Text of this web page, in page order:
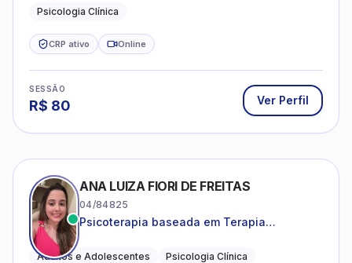
Psicologia Clínica
CRP ativo Online
SESSÃO
R$ 80 Ver Perfil
ANA LUIZA FIORI DE FREITAS
04/84825
Psicoterapia baseada em Terapia
Adultos e Adolescentes Psicologia Clínica